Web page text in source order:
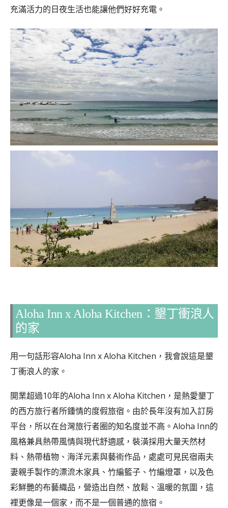
充滿活力的日夜生活也能讓他們好好充電。
Aloha Inn x Aloha Kitchen：墾丁衝浪人
的家
用一句話形容Aloha Inn x Aloha Kitchen，我會說這是墾
丁衝浪人的家。
開業超過10年的Aloha Inn x Aloha Kitchen，是熱愛墾丁
的西方旅行者所鍾情的度假旅宿。由於長年沒有加入訂房
平台，所以在台灣旅行者圈的知名度並不高。Aloha Inn的
風格兼具熱帶風情與現代舒適感，裝潢採用大量天然材
料、熱帶植物、海洋元素與藝術作品，處處可見民宿兩夫
妻親手製作的漂流木家具、竹編籃子、竹編燈罩，以及色
彩鮮艷的布藝織品，營造出自然、放鬆、溫暖的氛圍，這
裡更像是一個家，而不是一個普通的旅宿。